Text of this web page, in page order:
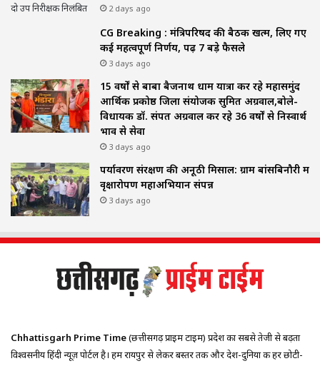
2 days ago
CG Breaking : मंत्रिपरिषद की बैठक खत्म, लिए गए
कई महत्वपूर्ण निर्णय, पढ़ें 7 बड़े फैसले
3 days ago
15 वर्षों से बाबा बैजनाथ धाम यात्रा कर रहे महासमुंद
आर्थिक प्रकोष्ठ जिला संयोजक सुमित अग्रवाल,बोले-
विधायक डॉ. संपत अग्रवाल कर रहे 36 वर्षों से निस्वार्थ
भाव से सेवा
3 days ago
पर्यावरण संरक्षण की अनूठी मिसाल: ग्राम बांसबिनौरी में
वृक्षारोपण महाअभियान संपन्न
3 days ago
Chhattisgarh Prime Time(छत्तीसगढ़ प्राइम टाइम) प्रदेश का सबसे तेजी से बढ़ता
विश्वसनीय हिंदी न्यूज़ पोर्टल है। हम रायपुर से लेकर बस्तर तक और देश-दुनिया की हर छोटी-